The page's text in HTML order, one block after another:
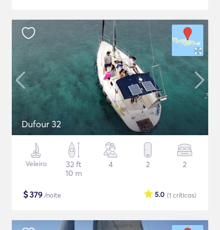
Dufour 32
Veleiro
32 ft
10 m
4 2 2
$379 /noite (1 críticas)
5.0